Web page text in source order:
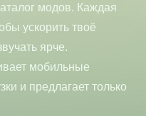
модов. Каждая
ускорить твоё
ярче.
мобильные
и предлагает только